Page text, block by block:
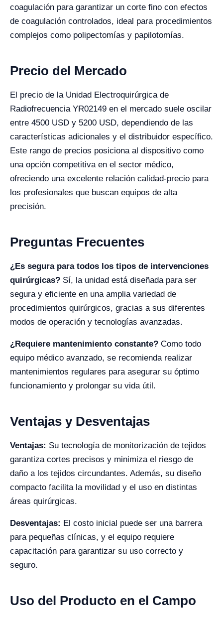
coagulación para garantizar un corte fino con efectos
de coagulación controlados, ideal para procedimientos
complejos como polipectomías y papilotomías.
Precio del Mercado
El precio de la Unidad Electroquirúrgica de
Radiofrecuencia YR02149 en el mercado suele oscilar
entre 4500 USD y 5200 USD, dependiendo de las
características adicionales y el distribuidor específico.
Este rango de precios posiciona al dispositivo como
una opción competitiva en el sector médico,
ofreciendo una excelente relación calidad-precio para
los profesionales que buscan equipos de alta
precisión.
Preguntas Frecuentes
¿Es segura para todos los tipos de intervenciones
quirúrgicas? Sí, la unidad está diseñada para ser
segura y eficiente en una amplia variedad de
procedimientos quirúrgicos, gracias a sus diferentes
modos de operación y tecnologías avanzadas.
¿Requiere mantenimiento constante? Como todo
equipo médico avanzado, se recomienda realizar
mantenimientos regulares para asegurar su óptimo
funcionamiento y prolongar su vida útil.
Ventajas y Desventajas
Ventajas: Su tecnología de monitorización de tejidos
garantiza cortes precisos y minimiza el riesgo de
daño a los tejidos circundantes. Además, su diseño
compacto facilita la movilidad y el uso en distintas
áreas quirúrgicas.
Desventajas: El costo inicial puede ser una barrera
para pequeñas clínicas, y el equipo requiere
capacitación para garantizar su uso correcto y
seguro.
Uso del Producto en el Campo